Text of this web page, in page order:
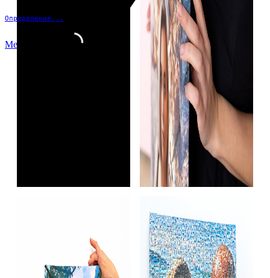
Определение...
Меню